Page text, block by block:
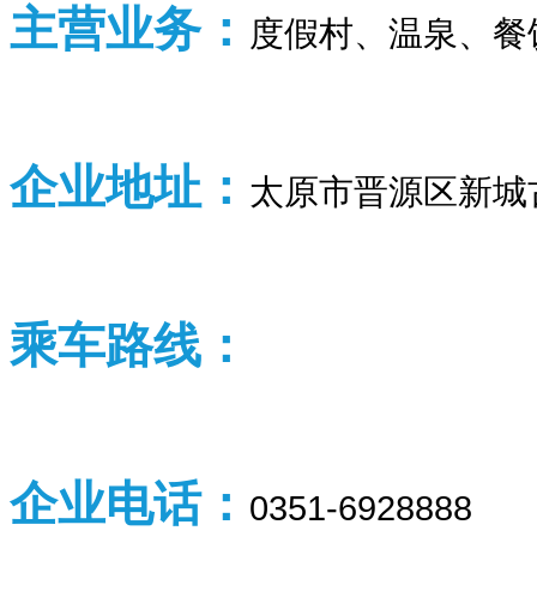
主营业务： 度假村、温泉、
企业地址： 太原市晋源区新
乘车路线：
企业电话： 0351-6928888